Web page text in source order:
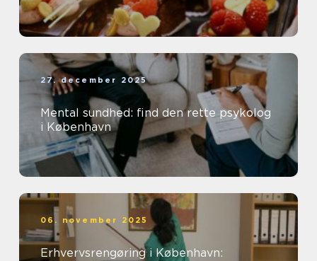
27. december 2025
Mental sundhed: find den rette psykolog
i København
06. november 2025
Erhvervsrengøring i København: